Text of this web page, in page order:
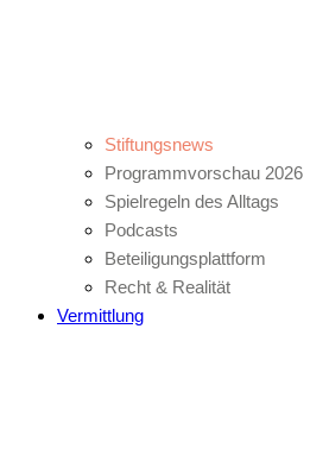
Stiftungsnews
Programmvorschau 2026
Spielregeln des Alltags
Podcasts
Beteiligungsplattform
Recht & Realität
Vermittlung